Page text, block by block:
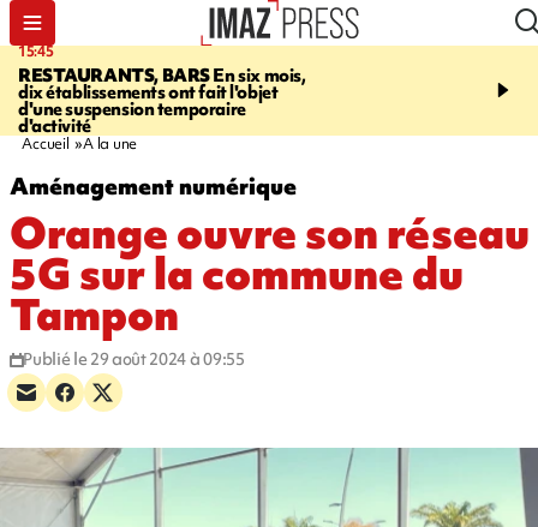
15:45
RESTAURANTS, BARSEn six mois,
dix établissements ont fait l'objet
d'une suspension temporaire
d'activité
17:17
Angeles, un homme vit
Accueil A la une
Aménagement numérique
Orange ouvre son réseau
5G sur la commune du
Tampon
Publié le 29 août 2024 à 09:55